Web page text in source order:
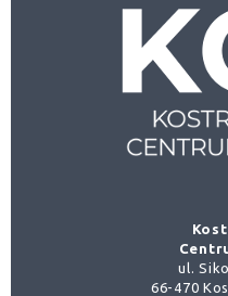
ul.
66-470